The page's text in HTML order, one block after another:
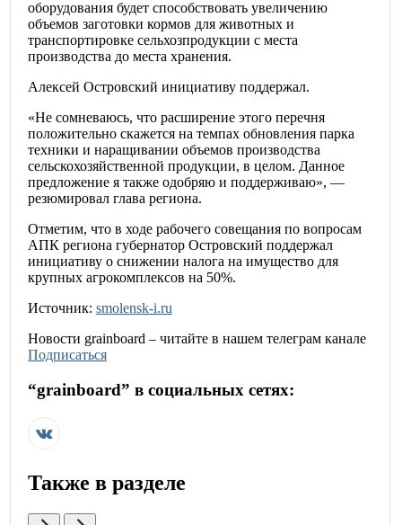
оборудования будет способствовать увеличению
объемов заготовки кормов для животных и
транспортировке сельхозпродукции с места
производства до места хранения.
Алексей Островский инициативу поддержал.
«Не сомневаюсь, что расширение этого перечня
положительно скажется на темпах обновления парка
техники и наращивании объемов производства
сельскохозяйственной продукции, в целом. Данное
предложение я также одобряю и поддерживаю», —
резюмировал глава региона.
Отметим, что в ходе рабочего совещания по вопросам
АПК региона губернатор Островский поддержал
инициативу о снижении налога на имущество для
крупных агрокомплексов на 50%.
Источник: smolensk-i.ru
Новости grainboard – читайте в нашем телеграм канале
Подписаться
“grainboard” в социальных сетях:
Также в разделе